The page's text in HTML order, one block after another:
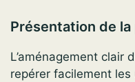
Présentation de
L’aménagement clair
repérer facilement